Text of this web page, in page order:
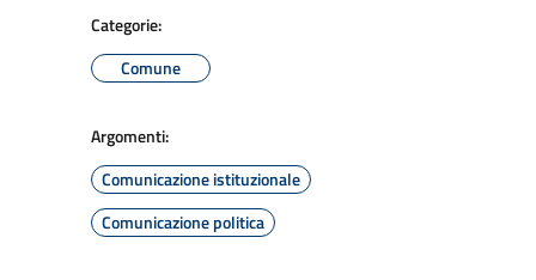
Categorie:
Comune
Argomenti:
Comunicazione istituzionale
Comunicazione politica